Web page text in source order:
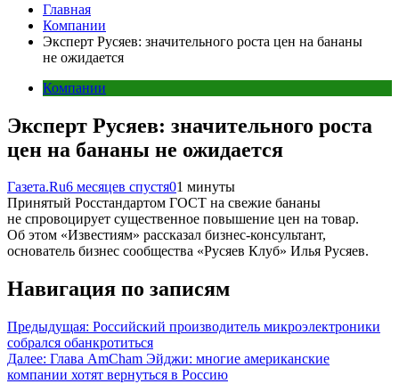
Главная
Компании
Эксперт Русяев: значительного роста цен на бананы
не ожидается
Компании
Эксперт Русяев: значительного роста
цен на бананы не ожидается
Газета.Ru6 месяцев спустя01 минуты
Принятый Росстандартом ГОСТ на свежие бананы
не спровоцирует существенное повышение цен на товар.
Об этом «Известиям» рассказал бизнес-консультант,
основатель бизнес сообщества «Русяев Клуб» Илья Русяев.
Навигация по записям
Предыдущая: Российский производитель микроэлектроники
собрался обанкротиться
Далее: Глава AmCham Эйджи: многие американские
компании хотят вернуться в Россию